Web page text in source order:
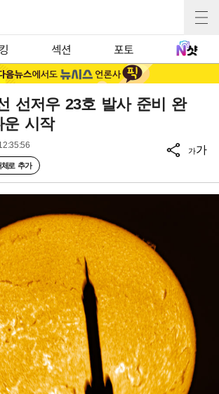
섹션 포토
선저우 23호 발사 준비 완
시작
로 추가
가가